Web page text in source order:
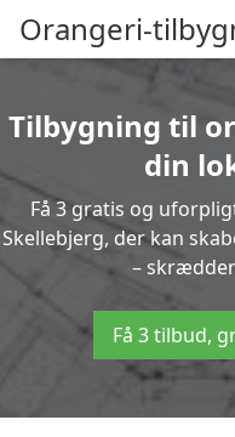
Orangeri-
Tilbygning til
din
Få 3 gratis og
Skellebjerg, der kan
–
Få 3 tilbud,